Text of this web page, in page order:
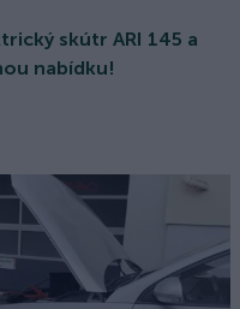
skútr ARI 145 a
nabídku!